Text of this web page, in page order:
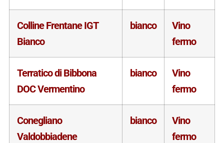
Colline Frentane IGT
Bianco
bianco
Vino
fermo
Terratico di Bibbona
DOC Vermentino
bianco
Vino
fermo
Conegliano
Valdobbiadene
bianco
Vino
fermo